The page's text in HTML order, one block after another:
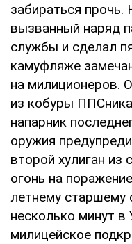
забираться прочь.
вызванный наряд
службы и сделал
камуфляже
на милиционеров.
из кобуры
напарник
оружия
второй хулиган из
огонь на
летнему старшему
несколько минут
милицейское